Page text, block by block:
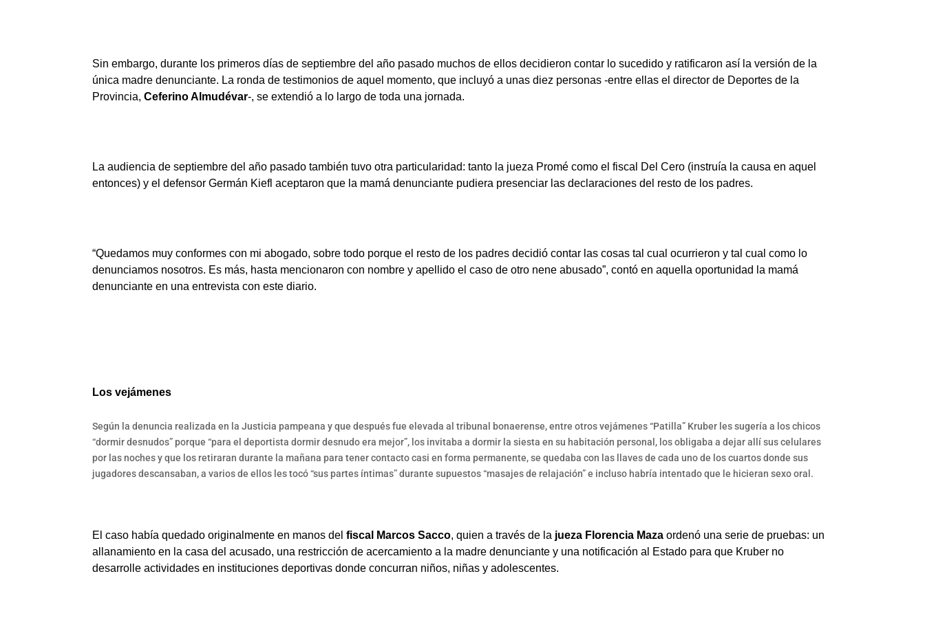
Sin embargo, durante los primeros días de septiembre del año pasado muchos de ellos decidieron contar lo sucedido y ratificaron así la versión de la
única madre denunciante. La ronda de testimonios de aquel momento, que incluyó a unas diez personas -entre ellas el director de Deportes de la
Provincia,Ceferino Almudévar-, se extendió a lo largo de toda una jornada.
La audiencia de septiembre del año pasado también tuvo otra particularidad: tanto la jueza Promé como el fiscal Del Cero (instruía la causa en aquel
entonces) y el defensor Germán Kiefl aceptaron que la mamá denunciante pudiera presenciar las declaraciones del resto de los padres.
“Quedamos muy conformes con mi abogado, sobre todo porque el resto de los padres decidió contar las cosas tal cual ocurrieron y tal cual como lo
denunciamos nosotros. Es más, hasta mencionaron con nombre y apellido el caso de otro nene abusado”, contó en aquella oportunidad la mamá
denunciante en una entrevista con este diario.
Los vejámenes
Según la denuncia realizada en la Justicia pampeana y que después fue elevada al tribunal bonaerense, entre otros vejámenes “Patilla” Kruber les sugería a los chicos
“dormir desnudos” porque “para el deportista dormir desnudo era mejor”, los invitaba a dormir la siesta en su habitación personal, los obligaba a dejar allí sus celulares
por las noches y que los retiraran durante la mañana para tener contacto casi en forma permanente, se quedaba con las llaves de cada uno de los cuartos donde sus
jugadores descansaban, a varios de ellos les tocó “sus partes íntimas” durante supuestos “masajes de relajación” e incluso habría intentado que le hicieran sexo oral.
El caso había quedado originalmente en manos delfiscal Marcos Sacco, quien a través de la jueza Florencia Maza ordenó una serie de pruebas: un
allanamiento en la casa del acusado, una restricción de acercamiento a la madre denunciante y una notificación al Estado para que Kruber no
desarrolle actividades en instituciones deportivas donde concurran niños, niñas y adolescentes.